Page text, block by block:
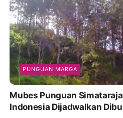
PUNGUAN MARGA
Mubes Punguan
Indonesia Dijadwalkan